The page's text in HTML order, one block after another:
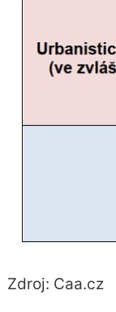
Zdroj: Caa.cz